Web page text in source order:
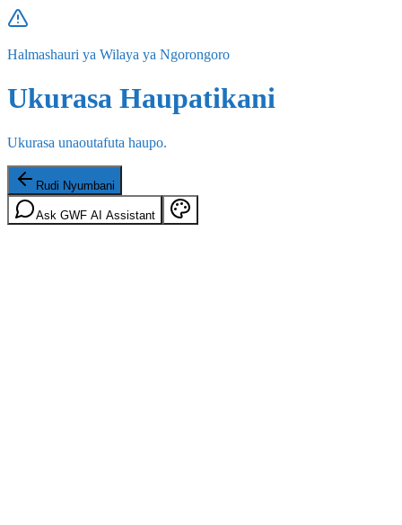
Halmashauri ya Wilaya ya Ngorongoro
Ukurasa Haupatikani
Ukurasa unaoutafuta haupo.
Rudi Nyumbani
Ask GWF AI Assistant